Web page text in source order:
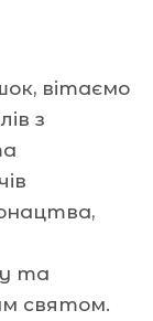
вітаємо
з
та
святом.